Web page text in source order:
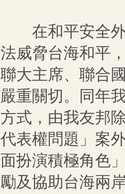
在和平安全外
法威脅台海和平
聯大主席、聯合
嚴重關切。同年
方式，由我友邦
代表權問題」案
面扮演積極角色
勵及協助台海兩